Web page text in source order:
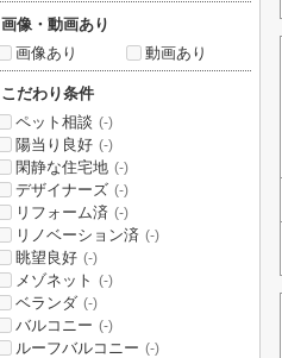
画像・動画あり
画像あり
動画あり
こだわり条件
ペット相談 (-)
陽当り良好 (-)
閑静な住宅地 (-)
デザイナーズ (-)
リフォーム済 (-)
リノベーション済 (-)
眺望良好 (-)
メゾネット (-)
ベランダ (-)
バルコニー (-)
ルーフバルコニー (-)